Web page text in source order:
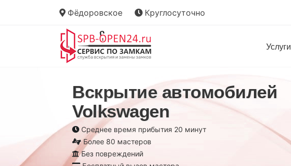
Фёдоровское Круглосуточно
Услуги
Вскрытие автомобилей
Volkswagen
Среднее время прибытия 20 минут
Более 80 мастеров
Без повреждений